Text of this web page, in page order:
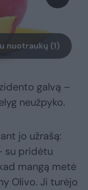
nuotraukų (1)
galvą –
neužpyko.
jo užrašą:
su pridėtu
mangą metė
Olivo. Ji turėjo